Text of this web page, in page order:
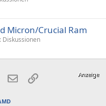
Micron/Crucial Ram
Diskussionen
E-MailLink